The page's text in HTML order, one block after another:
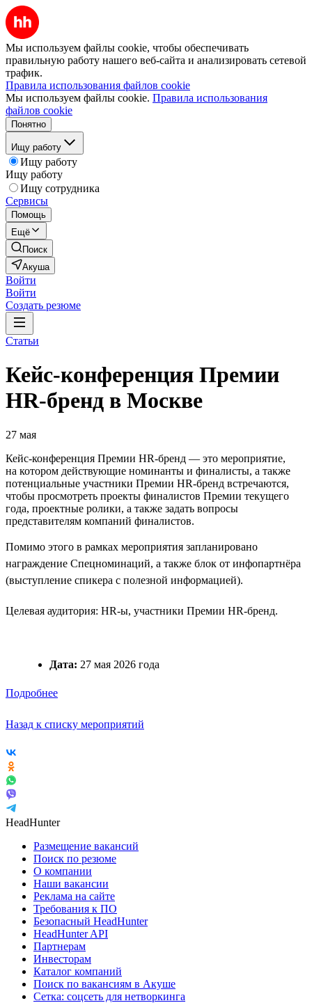
Мы используем файлы cookie, чтобы обеспечивать
правильную работу нашего веб-сайта и анализировать сетевой
трафик.
Правила использования файлов cookie
Мы используем файлы cookie. Правила использования
файлов cookie
Понятно
Ищу работу
Ищу работу
Ищу работу
Ищу сотрудника
Сервисы
Помощь
Ещё
Поиск
Акуша
Войти
Войти
Создать резюме
Статьи
Кейс-конференция Премии
HR-бренд в Москве
27 мая
Кейс-конференция Премии HR-бренд — это мероприятие,
на котором действующие номинанты и финалисты, а также
потенциальные участники Премии HR-бренд встречаются,
чтобы просмотреть проекты финалистов Премии текущего
года, проектные ролики, а также задать вопросы
представителям компаний финалистов.
Помимо этого в рамках мероприятия запланировано
награждение Спецноминаций, а также блок от инфопартнёра
(выступление спикера с полезной информацией).
Целевая аудитория: HR-ы, участники Премии HR-бренд.
Дата: 27 мая 2026 года
Подробнее
Назад к списку мероприятий
HeadHunter
Размещение вакансий
Поиск по резюме
О компании
Наши вакансии
Реклама на сайте
Требования к ПО
Безопасный HeadHunter
HeadHunter API
Партнерам
Инвесторам
Каталог компаний
Поиск по вакансиям в Акуше
Сетка: соцсеть для нетворкинга